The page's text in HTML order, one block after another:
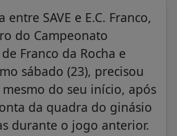
SAVE e E.C. Franco,
do Campeonato
Franco da Rocha e
sábado (23), precisou
do seu início, após
da quadra do ginásio
durante o jogo anterior.